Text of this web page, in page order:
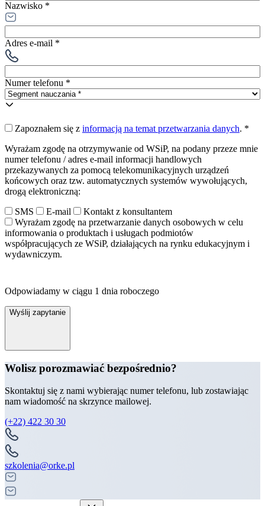
Nazwisko *
Adres e-mail *
Numer telefonu *
Zapoznałem się z informacją na temat przetwarzania danych. *
Wyrażam zgodę na otrzymywanie od WSiP, na podany przeze mnie
numer telefonu / adres e-mail informacji handlowych
przekazywanych za pomocą telekomunikacyjnych urządzeń
końcowych oraz tzw. automatycznych systemów wywołujących,
drogą elektroniczną:
SMS
E-mail
Kontakt z konsultantem
Wyrażam zgodę na przetwarzanie danych osobowych w celu
informowania o produktach i usługach podmiotów
współpracujących ze WSiP, działających na rynku edukacyjnym i
wydawniczym.
Odpowiadamy w ciągu 1 dnia roboczego
Wyślij zapytanie
Wolisz porozmawiać bezpośrednio?
Skontaktuj się z nami wybierając numer telefonu, lub zostawiając
nam wiadomość na skrzynce mailowej.
(+22) 422 30 30
szkolenia@orke.pl